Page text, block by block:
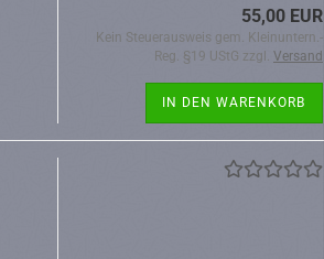
55,00 EUR
Kein Steuerausweis gem. Kleinuntern.-
Reg. §19 UStG zzgl. Versand
IN DEN WARENKORB